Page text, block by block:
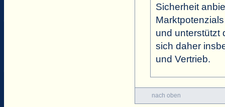
Sicherheit
und unterstützt
sich daher
und Vertrieb.
nach oben